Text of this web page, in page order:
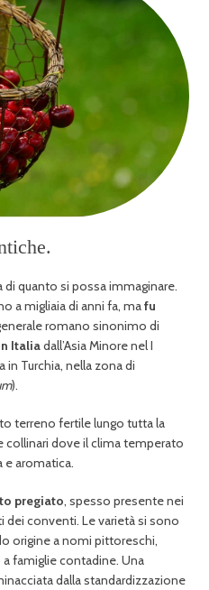
di quanto si possa immaginare.
a migliaia di anni fa, mafu
romano sinonimo di
Italiadall’Asia Minore nel I
in Turchia, nella zona di
).
terreno fertile lungo tutta la
dove il clima temperato
e aromatica.
pregiato, spesso presente nei
dei conventi. Le varietà si sono
origine a nomi pittoreschi,
famiglie contadine. Una
dalla standardizzazione